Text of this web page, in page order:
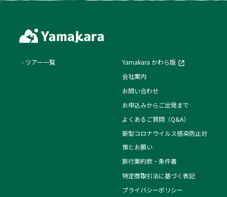
ツアー一覧
Yamakara かわら版
会社案内
お問い合わせ
お申込みからご出発まで
よくあるご質問（Q&A）
新型コロナウイルス感染防止対
策とお願い
旅行業約款・条件書
特定商取引法に基づく表記
プライバシーポリシー